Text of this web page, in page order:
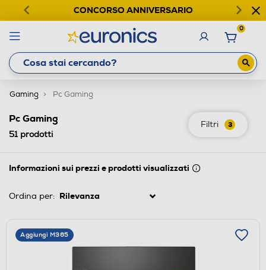
CONCORSO ANNIVERSARIO
0
Gaming Pc Gaming
Filtri 3
Pc Gaming
51prodotti
Informazioni sui prezzi e prodotti visualizzati
Ordina per:
Aggiungi M365